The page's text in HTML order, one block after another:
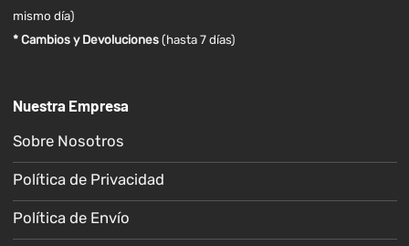
mismo día)
* Cambios y Devoluciones (hasta 7 días)
Nuestra Empresa
Sobre Nosotros
Política de Privacidad
Política de Envío